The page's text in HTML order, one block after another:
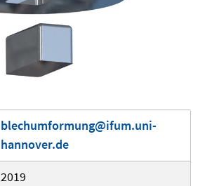
blechumformung@ifum.uni-
hannover.de
2019